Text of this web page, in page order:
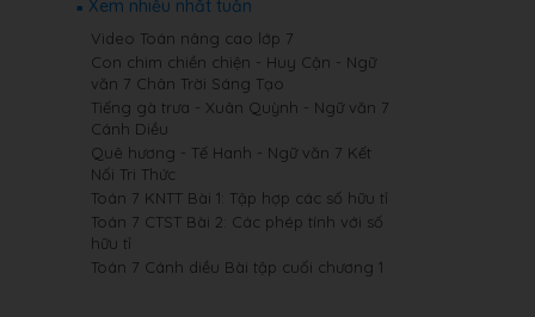
Xem nhiều nhất tuần
Video Toán nâng cao lớp 7
Con chim chiền chiện - Huy Cận - Ngữ
văn 7 Chân Trời Sáng Tạo
Tiếng gà trưa - Xuân Quỳnh - Ngữ văn 7
Cánh Diều
Quê hương - Tế Hanh - Ngữ văn 7 Kết
Nối Tri Thức
Toán 7 KNTT Bài 1: Tập hợp các số hữu tỉ
Toán 7 CTST Bài 2: Các phép tính với số
hữu tỉ
Toán 7 Cánh diều Bài tập cuối chương 1